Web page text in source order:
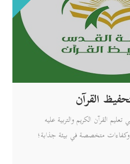
القرآن
القرآن الكريم والتربية عليه
متخصصة في بيئة جذابة؛